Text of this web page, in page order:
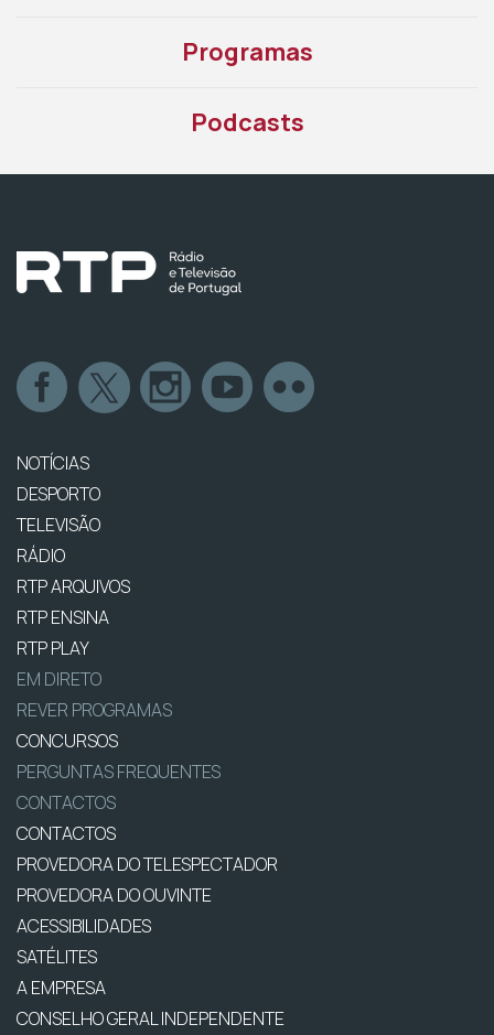
Programas
Podcasts
NOTÍCIAS
DESPORTO
TELEVISÃO
RÁDIO
RTP ARQUIVOS
RTP ENSINA
RTP PLAY
EM DIRETO
REVER PROGRAMAS
CONCURSOS
PERGUNTAS FREQUENTES
CONTACTOS
CONTACTOS
PROVEDORA DO TELESPECTADOR
PROVEDORA DO OUVINTE
ACESSIBILIDADES
SATÉLITES
A EMPRESA
CONSELHO GERAL INDEPENDENTE